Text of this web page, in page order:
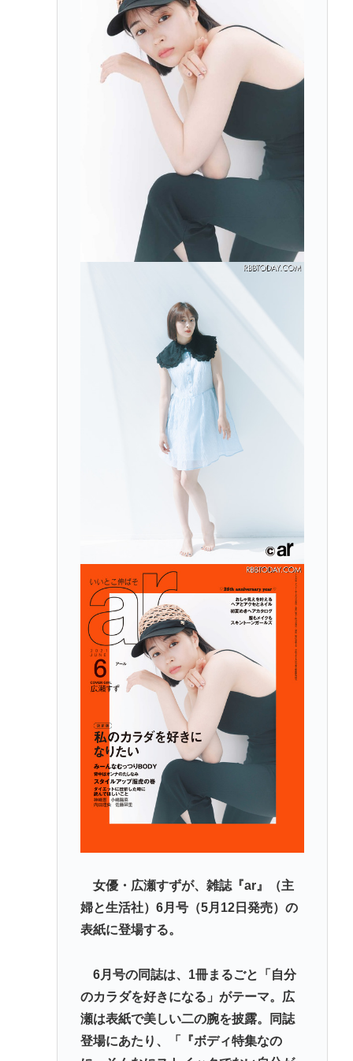
【NASA開発】3,980円の冷感ポンチョ、-15℃の謳い
文句にネット騒然
【動画】 35歳美人ママ👩、TV探偵ナイスクに出演も
老けすぎている48歳だろと誹謗中傷
面接官「一番結婚したいVTuberは誰ですか？」👈ど
軍事アナリスト「ウクライナに残されている時間は
少ない。民間施設テロではなくプランBやプランCを
Powered by livedoor 相互RSS
女優・広瀬すずが、雑誌『ar』（主
婦と生活社）6月号（5月12日発売）の
表紙に登場する。
6月号の同誌は、1冊まるごと「自分
のカラダを好きになる」がテーマ。広
瀬は表紙で美しい二の腕を披露。同誌
登場にあたり、「『ボディ特集なの